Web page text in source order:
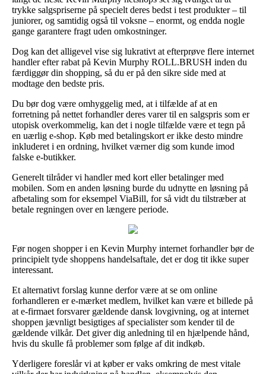
trykke salgspriserne på specielt deres bedst i test produkter – til
juniorer, og samtidig også til voksne – enormt, og endda nogle
gange garantere fragt uden omkostninger.
Dog kan det alligevel vise sig lukrativt at efterprøve flere internet
handler efter rabat på Kevin Murphy ROLL.BRUSH inden du
færdiggør din shopping, så du er på den sikre side med at
modtage den bedste pris.
Du bør dog være omhyggelig med, at i tilfælde af at en
forretning på nettet forhandler deres varer til en salgspris som er
utopisk overkommelig, kan det i nogle tilfælde være et tegn på
en uærlig e-shop. Køb med betalingskort er ikke desto mindre
inkluderet i en ordning, hvilket værner dig som kunde imod
falske e-butikker.
Generelt tilråder vi handler med kort eller betalinger med
mobilen. Som en anden løsning burde du udnytte en løsning på
afbetaling som for eksempel ViaBill, for så vidt du tilstræber at
betale regningen over en længere periode.
Før nogen shopper i en Kevin Murphy internet forhandler bør de
principielt tyde shoppens handelsaftale, det er dog tit ikke super
interessant.
Et alternativt forslag kunne derfor være at se om online
forhandleren er e-mærket medlem, hvilket kan være et billede på
at e-firmaet forsvarer gældende dansk lovgivning, og at internet
shoppen jævnligt besigtiges af specialister som kender til de
gældende vilkår. Det giver dig anledning til en hjælpende hånd,
hvis du skulle få problemer som følge af dit indkøb.
Yderligere foreslår vi at køber er vaks omkring de mest vitale